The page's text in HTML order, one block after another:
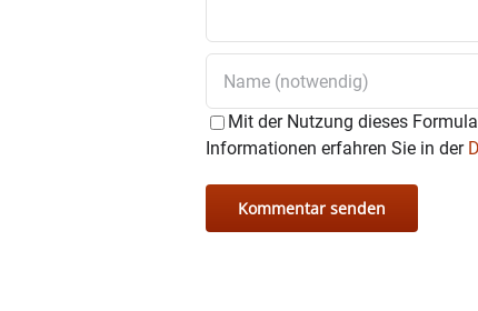
Mit der Nutzung dieses
Informationen erfahren Sie in der